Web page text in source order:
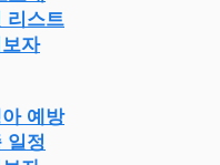
리스트
자
예방
일정